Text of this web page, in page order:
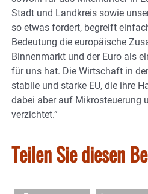
Stadt und Landkreis sowie
so etwas fordert, begreift
Bedeutung die europäische
Binnenmarkt und der Euro als
für uns hat. Die Wirtschaft in
stabile und starke EU, die ihre
dabei aber auf Mikrosteuerung
verzichtet.”
Teilen Sie diesen